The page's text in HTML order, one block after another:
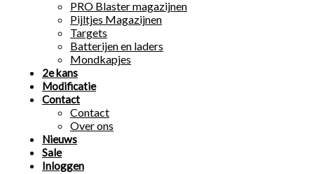
PRO Blaster magazijnen
Pijltjes Magazijnen
Targets
Batterijen en laders
Mondkapjes
2e kans
Modificatie
Contact
Contact
Over ons
Nieuws
Sale
Inloggen